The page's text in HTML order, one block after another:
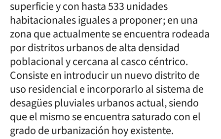
superficie y con hasta 533 unidades
habitacionales iguales a proponer; en una
zona que actualmente se encuentra rodeada
por distritos urbanos de alta densidad
poblacional y cercana al casco céntrico.
Consiste en introducir un nuevo distrito de
uso residencial e incorporarlo al sistema de
desagües pluviales urbanos actual, siendo
que el mismo se encuentra saturado con el
grado de urbanización hoy existente.